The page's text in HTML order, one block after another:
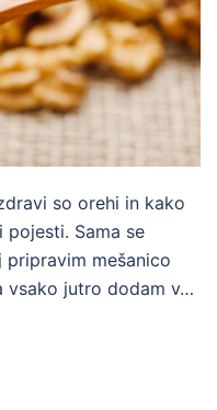
so orehi in kako
Sama se
mešanico
vsako jutro dodam v…